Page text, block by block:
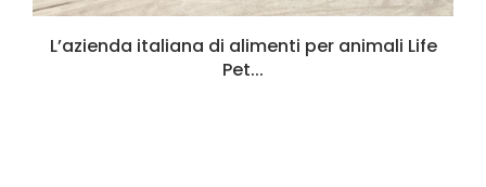
L’azienda italiana di alimenti per animali Life
Pet...